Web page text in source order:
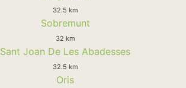
32.5 km
Sobremunt
32 km
Sant Joan De Les Abadesses
32.5 km
Oris